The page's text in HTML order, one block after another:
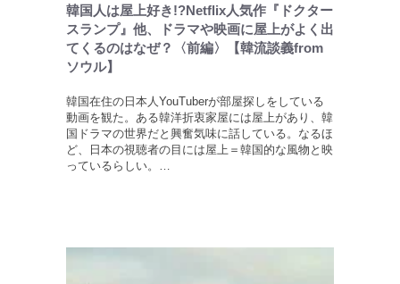
韓国人は屋上好き!?Netflix人気作『ドクター
スランプ』他、ドラマや映画に屋上がよく出
てくるのはなぜ？〈前編〉【韓流談義from
ソウル】
韓国在住の日本人YouTuberが部屋探しをしている
動画を観た。ある韓洋折衷家屋には屋上があり、韓
国ドラマの世界だと興奮気味に話している。なるほ
ど、日本の視聴者の目には屋上＝韓国的な風物と映
っているらしい。…